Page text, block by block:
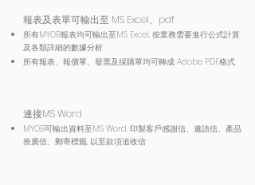
報表及表單可輸出至 MS Excel、pdf
所有MYOB報表均可輸出至MS Excel, 按業務需要進行公式計算
及各類詳細的數據分析
所有報表、報價單、發票及採購單均可轉成 Adobe PDF格式
連接MS Word
MYOB可輸出資料至MS Word, 印製客戶感謝信、邀請信、產品
推廣信、郵寄標籤, 以至款項追收信